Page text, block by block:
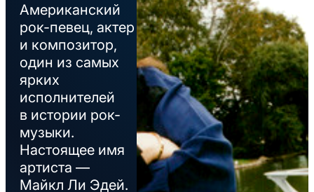
Американский
рок-певец, актер
и композитор,
один из самых
ярких
исполнителей
в истории рок-
музыки.
Настоящее имя
артиста —
Майкл Ли Эдей.